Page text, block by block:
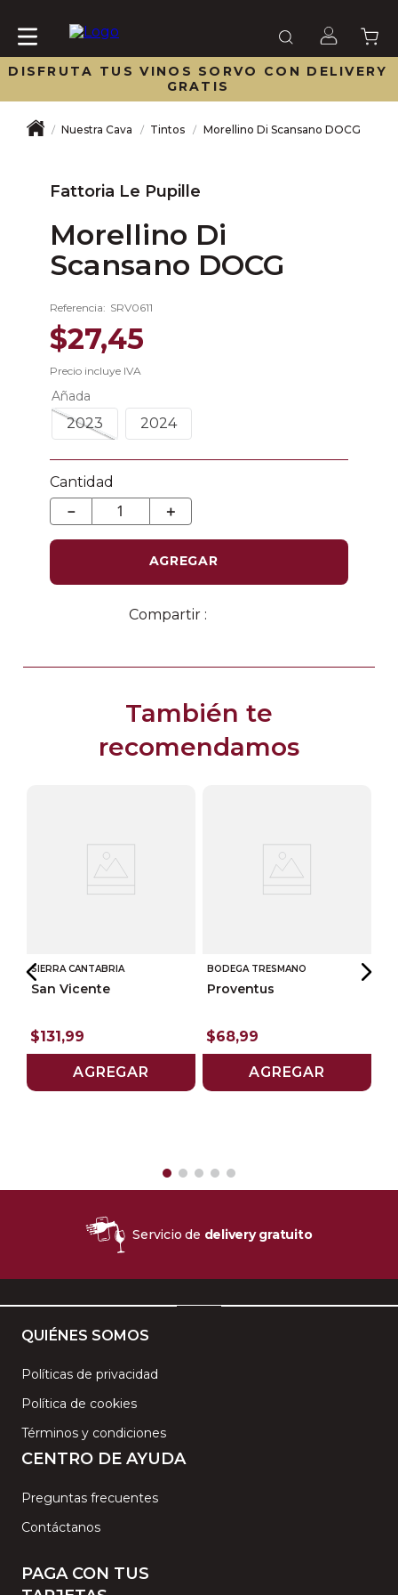
DISFRUTA TUS VINOS SORVO CON DELIVERY
GRATIS
Nuestra Cava Tintos Morellino Di Scansano DOCG
Fattoria Le Pupille
Morellino Di
Scansano DOCG
Referencia: SRV0611
$27,45
Precio incluye IVA
Añada
2023 2024
Cantidad
＋
－
AGREGAR
También te
recomendamos
SIERRA CANTABRIA
San Vicente
$131,99
AGREGAR
BODEGA TRESMANO
Proventus
$68,99
AGREGAR
Servicio de delivery gratuito
QUIÉNES SOMOS
Políticas de privacidad
Política de cookies
Términos y condiciones
CENTRO DE AYUDA
Preguntas frecuentes
Contáctanos
PAGA CON TUS